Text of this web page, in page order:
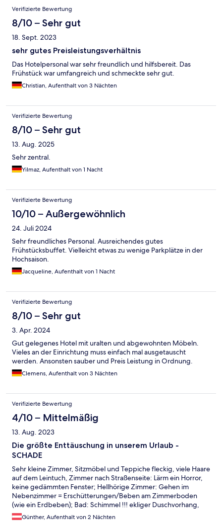
Verifizierte Bewertung
8/10 – Sehr gut
18. Sept. 2023
sehr gutes Preisleistungsverhältnis
Das Hotelpersonal war sehr freundlich und hilfsbereit. Das
Frühstück war umfangreich und schmeckte sehr gut.
Christian, Aufenthalt von 3 Nächten
Verifizierte Bewertung
8/10 – Sehr gut
13. Aug. 2025
Sehr zentral.
Yilmaz, Aufenthalt von 1 Nacht
Verifizierte Bewertung
10/10 – Außergewöhnlich
24. Juli 2024
Sehr freundliches Personal. Ausreichendes gutes
Frühstücksbuffet. Vielleicht etwas zu wenige Parkplätze in der
Hochsaison.
Jacqueline, Aufenthalt von 1 Nacht
Verifizierte Bewertung
8/10 – Sehr gut
3. Apr. 2024
Gut gelegenes Hotel mit uralten und abgewohnten Möbeln.
Vieles an der Einrichtung muss einfach mal ausgetauscht
werden. Ansonsten sauber und Preis Leistung in Ordnung.
Clemens, Aufenthalt von 3 Nächten
Verifizierte Bewertung
4/10 – Mittelmäßig
13. Aug. 2023
Die größte Enttäuschung in unserem Urlaub -
SCHADE
Sehr kleine Zimmer, Sitzmöbel und Teppiche fleckig, viele Haare
auf dem Leintuch, Zimmer nach Straßenseite: Lärm ein Horror,
keine gedämmten Fenster; Hellhörige Zimmer: Gehen im
Nebenzimmer = Erschütterungen/Beben am Zimmerboden
(wie ein Erdbeben); Bad: Schimmel !!! ekliger Duschvorhang,
Größe winzig, altes Linoleum auf dem Boden. Beschriebenes
Restaurant ist nicht (mehr) vorhanden. WARNUNG: bitte
Günther, Aufenthalt von 2 Nächten